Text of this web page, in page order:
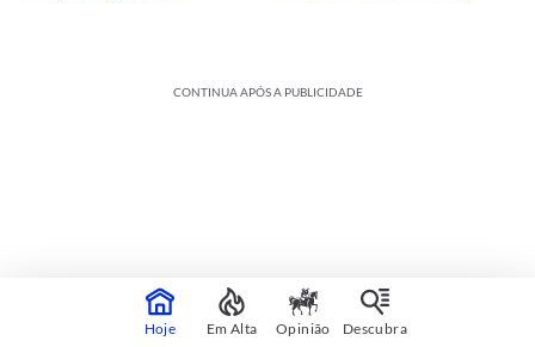
CONTINUA APÓS A PUBLICIDADE
Hoje Em Alta Opinião Descubra